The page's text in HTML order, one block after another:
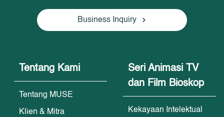
Business Inquiry
Tentang Kami
Tentang MUSE
Klien & Mitra
Seri Animasi TV
dan Film Bioskop
Kekayaan Intelektual